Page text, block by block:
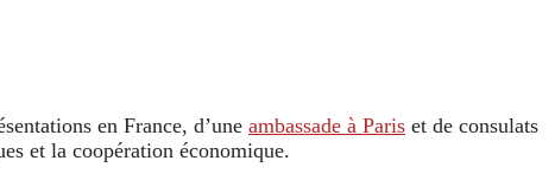
en France, d’une ambassade à Paris et de consulats
et la coopération économique.